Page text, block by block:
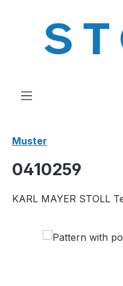
Muster
0410259
KARL MAYER STOLL
Bildergalerie